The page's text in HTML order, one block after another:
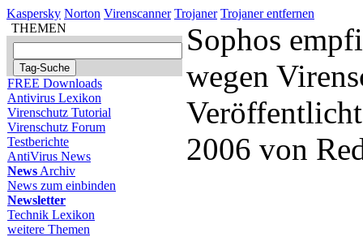
Kaspersky Norton Virenscanner Trojaner Trojaner entfernen
THEMEN
FREE Downloads
Antivirus Lexikon
Virenschutz Tutorial
Virenschutz Forum
Testberichte
AntiVirus News
News Archiv
News zum einbinden
Newsletter
Technik Lexikon
weitere Themen
Sophos
wegen
2006 von